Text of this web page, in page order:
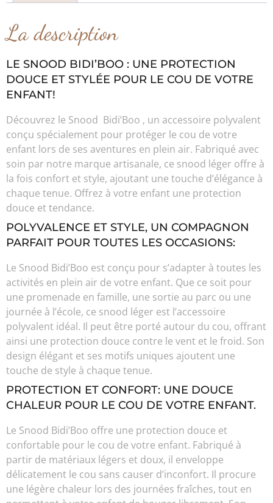
La description
LE SNOOD BIDI’BOO : UNE PROTECTION
DOUCE ET STYLÉE POUR LE COU DE VOTRE
ENFANT!
Découvrez le Snood Bidi’Boo , un accessoire polyvalent
conçu spécialement pour protéger le cou de votre
enfant lors de ses aventures en plein air. Fabriqué avec
soin par notre marque artisanale, ce snood léger offre à
la fois confort et style, ajoutant une touche d’élégance à
chaque tenue. Offrez à votre enfant une protection
douce et tendance.
POLYVALENCE ET STYLE, UN COMPAGNON
PARFAIT POUR TOUTES LES OCCASIONS:
Le Snood Bidi’Boo est conçu pour s’adapter à toutes les
activités en plein air de votre enfant. Que ce soit pour
une promenade en famille, une sortie au parc ou une
journée à l’école, ce snood léger est l’accessoire
polyvalent idéal. Il peut être porté autour du cou, offrant
ainsi une protection douce contre le vent et le froid. Son
design élégant et ses motifs uniques ajoutent une
touche de style à chaque tenue.
PROTECTION ET CONFORT: UNE DOUCE
CHALEUR POUR LE COU DE VOTRE ENFANT.
Le Snood Bidi’Boo offre une protection douce et
confortable pour le cou de votre enfant. Fabriqué à
partir de matériaux légers et doux, il enveloppe
délicatement le cou sans causer d’inconfort. Il procure
une légère chaleur lors des journées fraîches, tout en